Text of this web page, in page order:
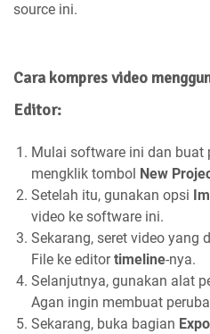
source ini.
Cara kompres video
Editor:
Mulai software ini dan buat
mengklik tombol New
Setelah itu, gunakan opsi
video ke software ini.
Sekarang, seret video yang
File ke editortimeline-nya.
Selanjutnya, gunakan alat
Agan ingin membuat
Sekarang, buka bagian